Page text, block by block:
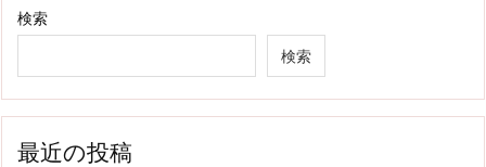
検索
検索
最近の投稿